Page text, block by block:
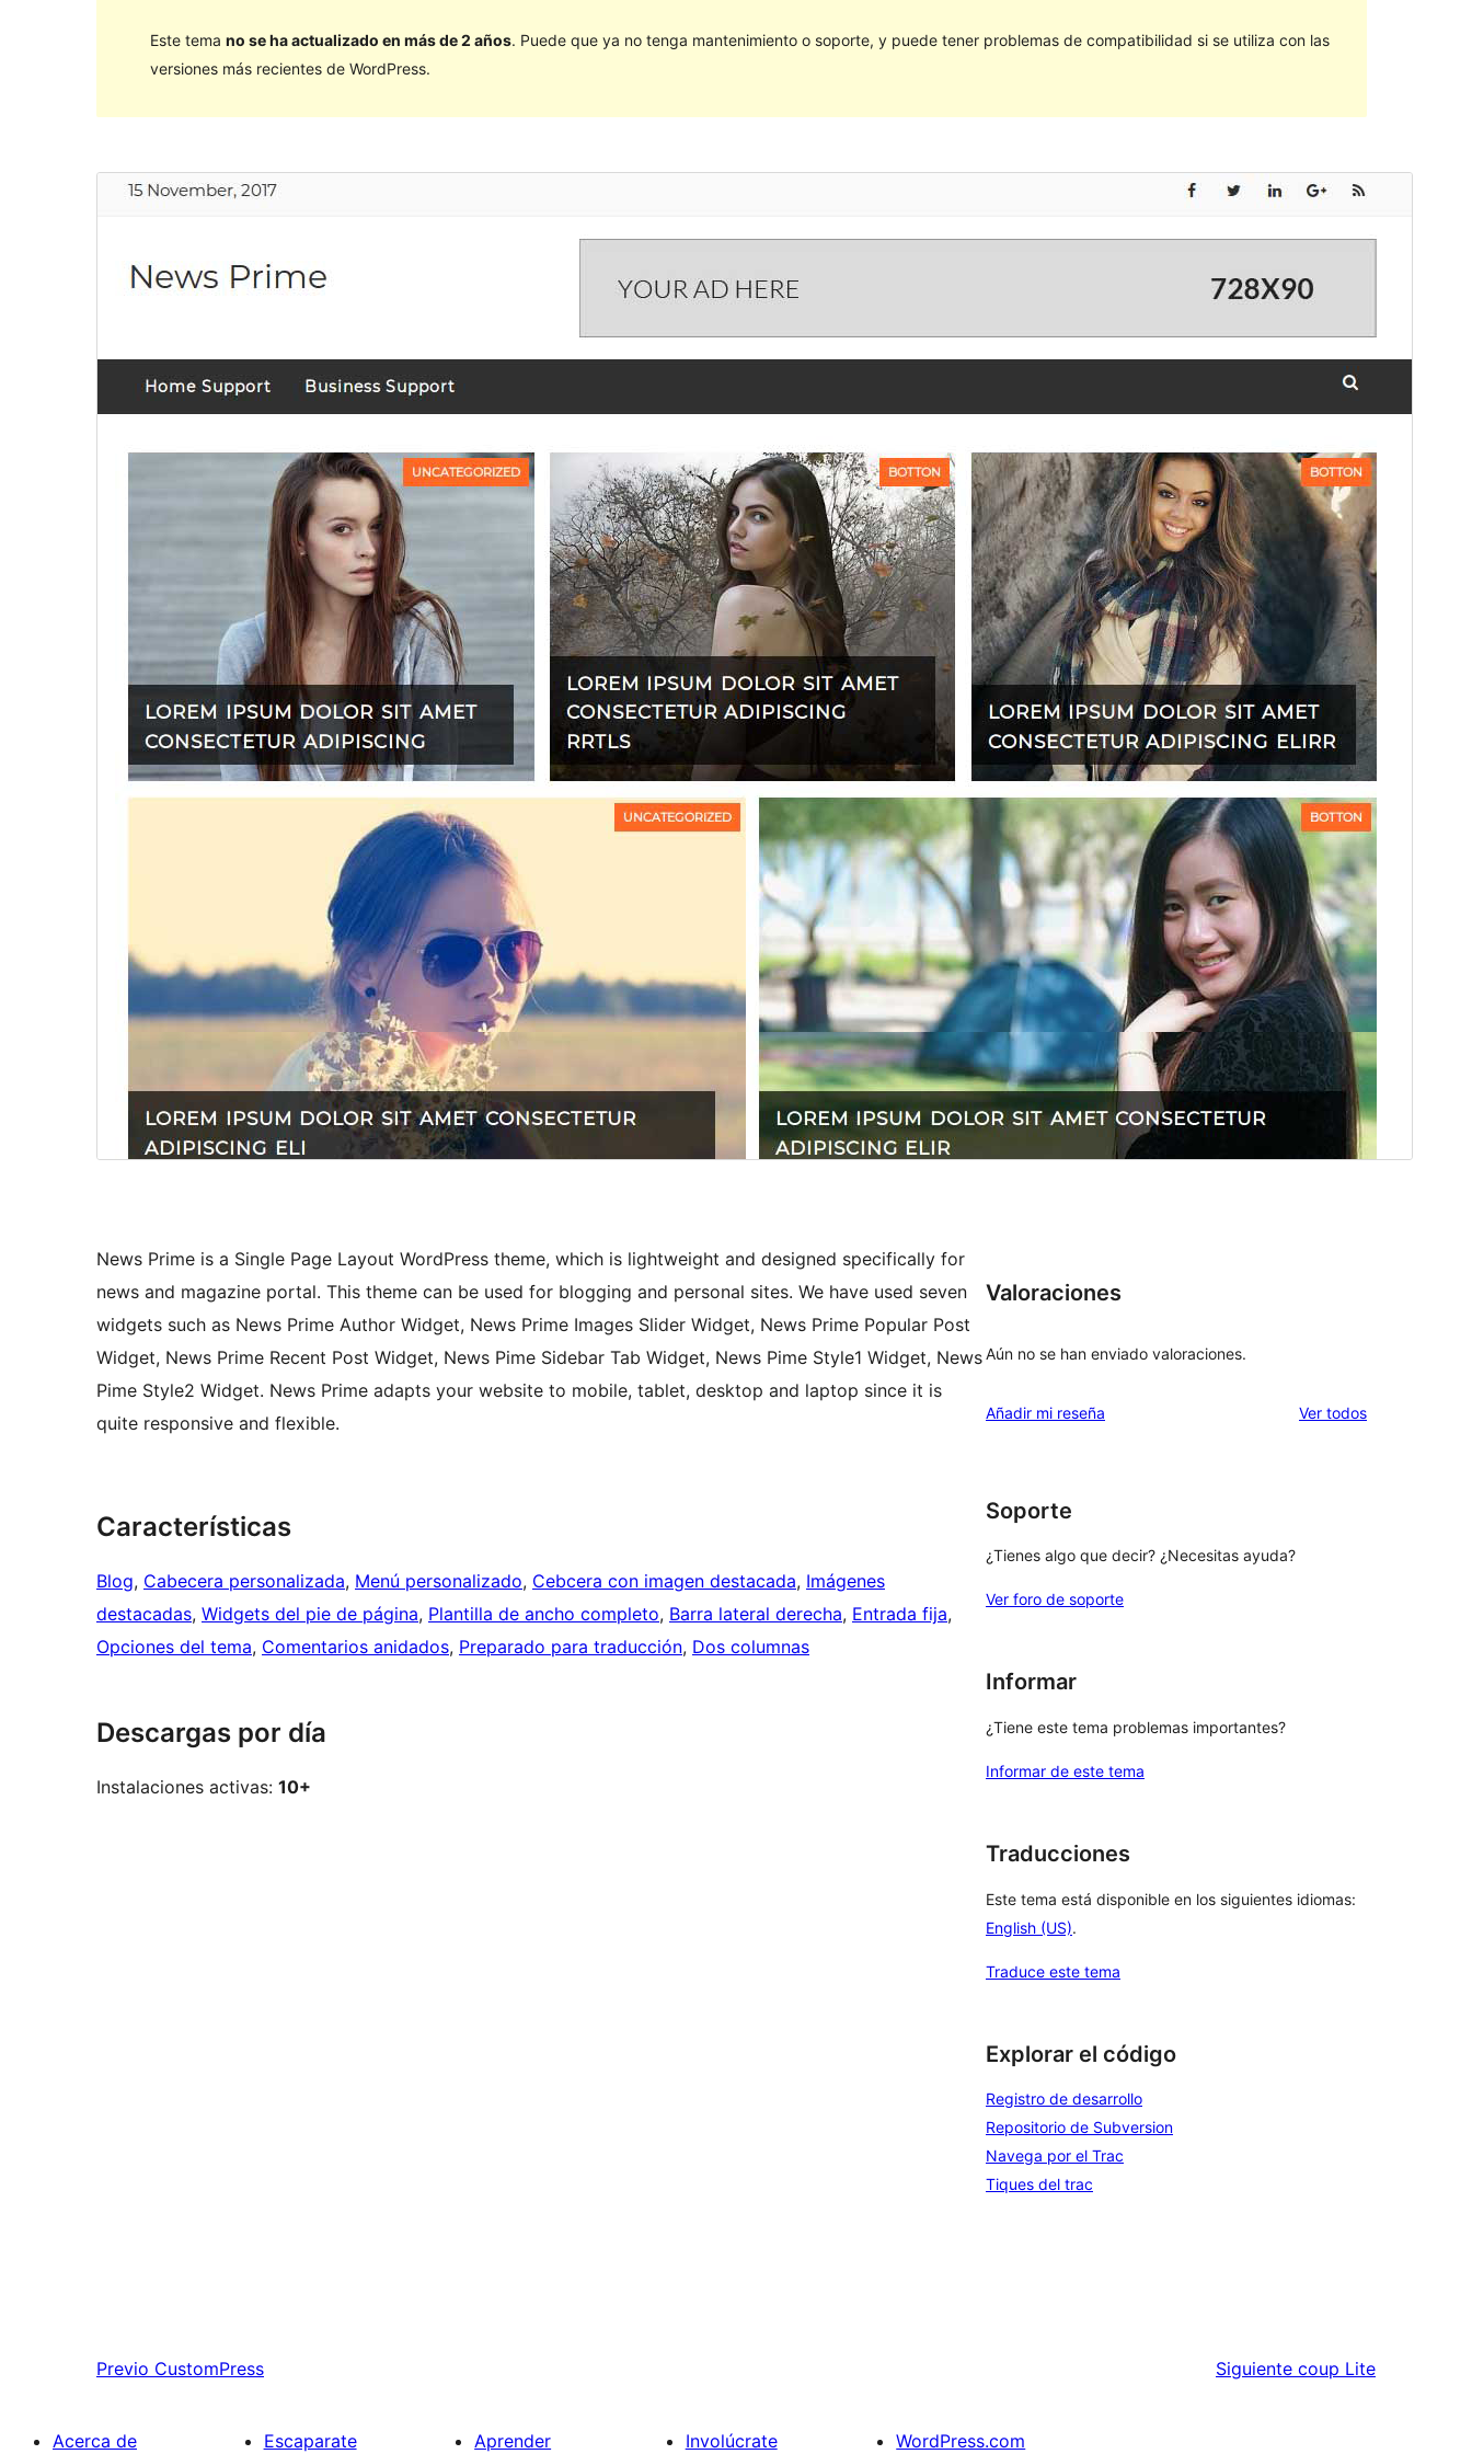
Este tema no se ha actualizado en más de 2 años. Puede que ya no tenga mantenimiento o soporte, y puede tener problemas de compatibilidad si se utiliza con las
versiones más recientes de WordPress.
Página de inicio del tema
News Prime is a Single Page Layout WordPress theme, which is lightweight and designed specifically for
news and magazine portal. This theme can be used for blogging and personal sites. We have used seven
widgets such as News Prime Author Widget, News Prime Images Slider Widget, News Prime Popular Post
Widget, News Prime Recent Post Widget, News Pime Sidebar Tab Widget, News Pime Style1 Widget, News
Pime Style2 Widget. News Prime adapts your website to mobile, tablet, desktop and laptop since it is
quite responsive and flexible.
Características
Blog, Cabecera personalizada, Menú personalizado, Cebcera con imagen destacada, Imágenes
destacadas, Widgets del pie de página, Plantilla de ancho completo, Barra lateral derecha, Entrada fija
Opciones del tema, Comentarios anidados, Preparado para traducción, Dos columnas
Descargas por día
Instalaciones activas: 10+
Valoraciones
Aún no se han enviado valoraciones.
Añadir mi reseña Ver todoslos
Soporte
¿Tienes algo que decir? ¿Necesitas ayuda?
Ver foro de soporte
Informar
¿Tiene este tema problemas importantes?
Informar de este tema
Traducciones
Este tema está disponible en los siguientes idiomas:
English (US).
Traduce este tema
Explorar el código
Registro de desarrollo
Repositorio de Subversion
Navega por el Trac
Tiques del trac
Previo CustomPress Siguiente coup Lite
Acerca de Escaparate Aprender Involúcrate WordPress.com